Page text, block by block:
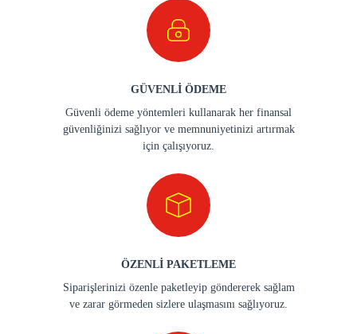
GÜVENLİ ÖDEME
Güvenli ödeme yöntemleri kullanarak her finansal
güvenliğinizi sağlıyor ve memnuniyetinizi artırmak
için çalışıyoruz.
ÖZENLİ PAKETLEME
Siparişlerinizi özenle paketleyip göndererek sağlam
ve zarar görmeden sizlere ulaşmasını sağlıyoruz.